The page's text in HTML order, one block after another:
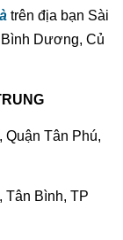
trên địa bạn Sài
Dương, Củ
Quận Tân Phú,
Tân Bình, TP